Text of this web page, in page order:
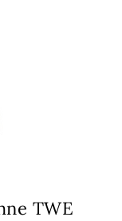
TWE